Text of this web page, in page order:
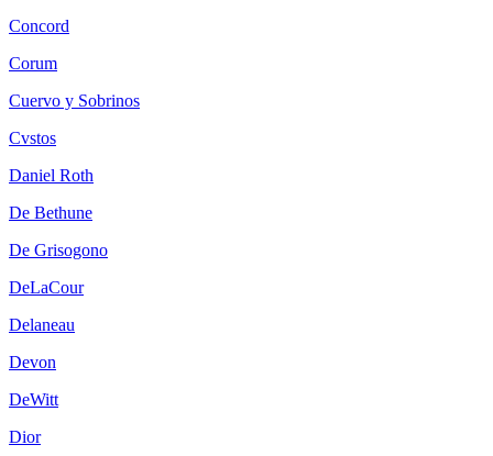
Concord
Corum
Cuervo y Sobrinos
Cvstos
Daniel Roth
De Bethune
De Grisogono
DeLaCour
Delaneau
Devon
DeWitt
Dior